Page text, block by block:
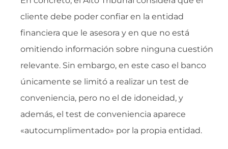
cliente debe poder confiar en la entidad
financiera que le asesora y en que no está
omitiendo información sobre ninguna cuestión
relevante. Sin embargo, en este caso el banco
únicamente se limitó a realizar un test de
conveniencia, pero no el de idoneidad, y
además, el test de conveniencia aparece
«autocumplimentado» por la propia entidad.